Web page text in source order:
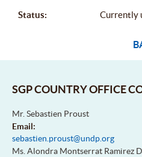
Status: Currently
SGP COUNTRY OFFICE
Mr. Sebastien Proust
Email:
sebastien.proust@undp.org
Ms. Alondra Montserrat Ramirez